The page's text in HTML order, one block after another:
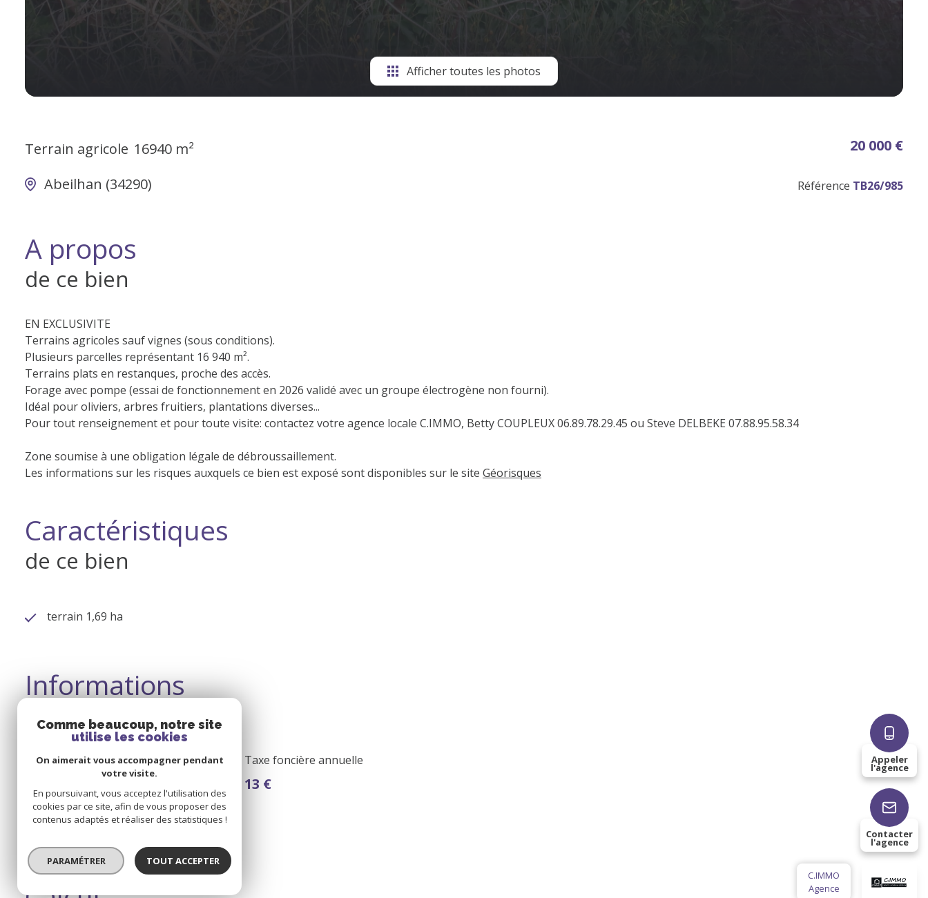
C.IMMO
Agence
Appeler
l'agence
Contacter
l'agence
Afficher toutes les photos
Terrain agricole 16940 m²
Abeilhan (34290)
20 000 €
Référence TB26/985
A propos
de ce bien
EN EXCLUSIVITE
Terrains agricoles sauf vignes (sous conditions).
Plusieurs parcelles représentant 16 940 m².
Terrains plats en restanques, proche des accès.
Forage avec pompe (essai de fonctionnement en 2026 validé avec un groupe électrogène non fourni).
Idéal pour oliviers, arbres fruitiers, plantations diverses...
Pour tout renseignement et pour toute visite: contactez votre agence locale C.IMMO, Betty COUPLEUX 06.89.78.29.45 ou Steve DELBEKE 07.88.95.58.34
Zone soumise à une obligation légale de débroussaillement.
Les informations sur les risques auxquels ce bien est exposé sont disponibles sur le site Géorisques
Caractéristiques
de ce bien
terrain 1,69 ha
Informations
financières
Prix de vente
Les honoraires d'agence seront
intégralement à la charge du vendeur
Taxe foncière annuelle
13 €
Comme beaucoup, notre site
utilise les cookies
On aimerait vous accompagner pendant
votre visite.
En poursuivant, vous acceptez l'utilisation des
cookies par ce site, afin de vous proposer des
contenus adaptés et réaliser des statistiques !
PARAMÉTRER TOUT ACCEPTER